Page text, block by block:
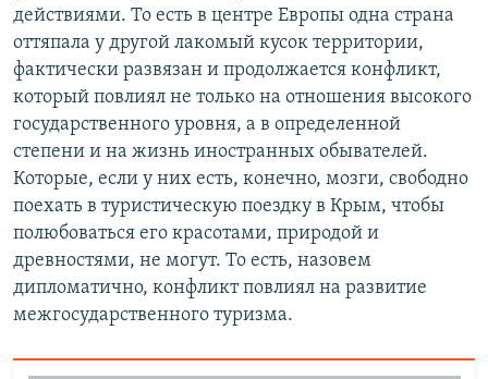
действиями. То есть в центре Европы одна страна
оттяпала у другой лакомый кусок территории,
фактически развязан и продолжается конфликт,
который повлиял не только на отношения высокого
государственного уровня, а в определенной
степени и на жизнь иностранных обывателей.
Которые, если у них есть, конечно, мозги, свободно
поехать в туристическую поездку в Крым, чтобы
полюбоваться его красотами, природой и
древностями, не могут. То есть, назовем
дипломатично, конфликт повлиял на развитие
межгосударственного туризма.